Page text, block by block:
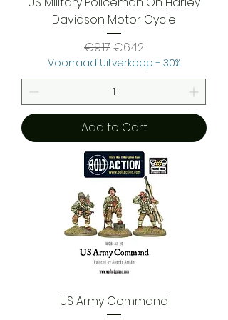
Davidson Motor Cycle
Regular Price
€9.17Sale Price
€6.42
Voorraad Uitverkoop - 30%
Add to Cart
US Army Command